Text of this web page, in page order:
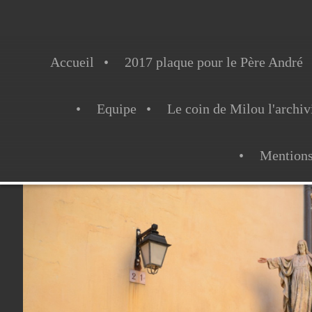
Accueil 2017 plaque pour le Père André
Equipe Le coin de Milou